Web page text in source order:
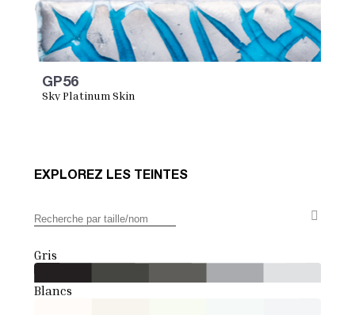
GP56
Sky Platinum Skin
EXPLOREZ LES TEINTES
Gris
Blancs